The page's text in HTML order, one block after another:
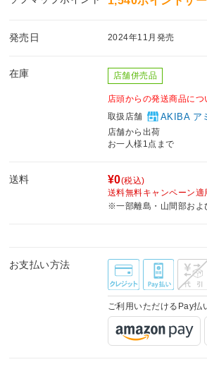
発売日 2024年11月発売
在庫 店舗併売品
店頭からの発送商品につ
取扱店舗
AKIBA ア
店舗から出荷
お一人様1点まで
送料 ¥0(税込)
送料無料キャンペーン適
※一部離島・山間部およ
お支払い方法
ご利用いただけるPay払